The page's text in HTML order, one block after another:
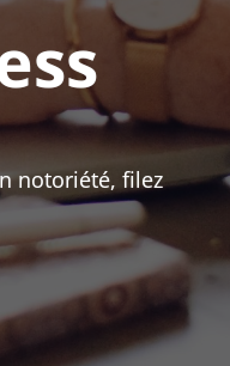
notoriété, filez